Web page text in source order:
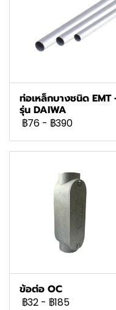
ท่อเหล็กบางชนิด EMT
รุ่น DAIWA
฿76 - ฿390
ข้อต่อ OC
฿32 - ฿185